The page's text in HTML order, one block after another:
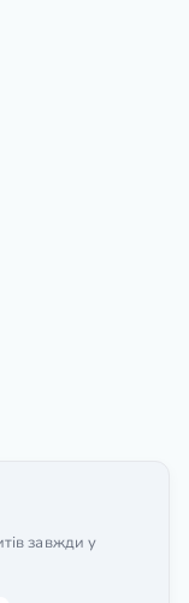
завжди у